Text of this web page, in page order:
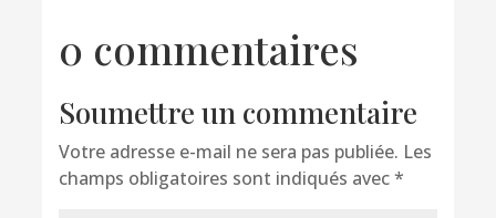
0 commentaires
Soumettre un commentaire
Votre adresse e-mail ne sera pas publiée. Les
champs obligatoires sont indiqués avec*